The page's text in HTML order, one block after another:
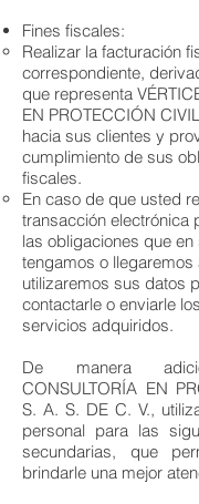
Fines fiscales:
Realizar la facturación
correspondiente,
que representa
EN PROTECCIÓN
hacia sus clientes y
cumplimiento de sus
fiscales.
En caso de que usted
transacción electrónica
las obligaciones que
tengamos o llegaremos
utilizaremos sus datos
contactarle o enviarle
servicios adquiridos.
De manera
CONSULTORÍA EN
S. A. S. DE C. V.,
personal para las
secundarias, que
brindarle una mejor